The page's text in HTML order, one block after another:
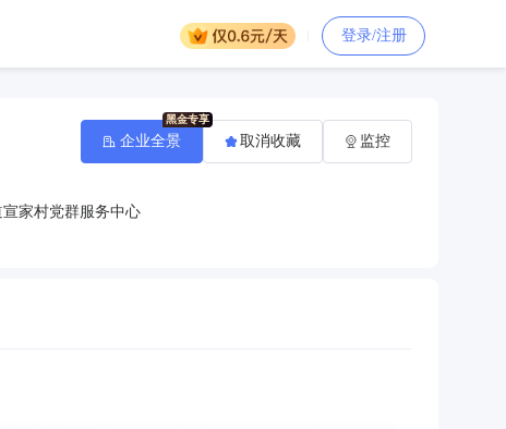
登录/注册
家村党群服务中心
企业全景 取消收藏 监控